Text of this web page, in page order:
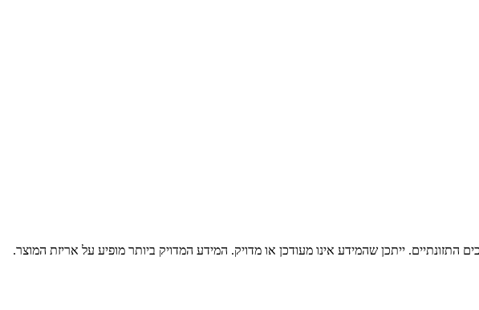
ייתכן שהמידע אינו מעודכן או מדויק. המידע המדויק ביותר מופיע על אריזת המוצר.